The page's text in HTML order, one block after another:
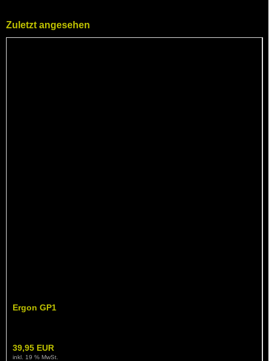
Zuletzt angesehen
Ergon GP1
39,95 EUR
inkl. 19 % MwSt.